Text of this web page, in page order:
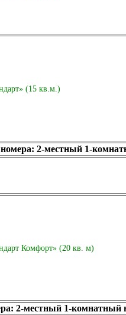
(15 кв.м.)
2-местный 1-
Комфорт» (20 кв. м)
2-местный 1-